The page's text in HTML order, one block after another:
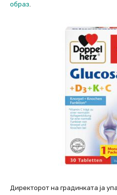
образ.
Директорот на градинката ја